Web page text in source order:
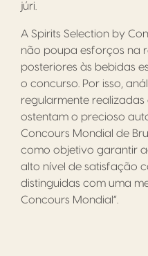
júri.
A Spirits Selection by
não poupa esforços na
posteriores às bebidas
o concurso. Por isso,
regularmente realizadas
ostentam o precioso
Concours Mondial de
como objetivo garantir
alto nível de satisfação
distinguidas com uma
Concours Mondial”.